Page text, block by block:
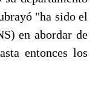
"ha sido el
en abordar de
entonces los